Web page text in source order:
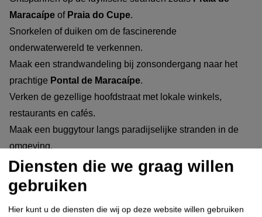
Maracaípe of Praia do Cupe.
Snorkelen of duiken om de fascinerende
onderwaterwereld te verkennen.
Maak een strandwandeling bij zonsondergang naar het
prachtige Pontal de Maracaípe.
Verken de gezellige hoofdstraat met lokale winkels,
restaurants en cafés.
Maak een buggytour langs paradijselijke stranden in de
omgeving.
Geniet van verse zeevruchten in een van de vele gezellige
restaurants aan zee.
Alle activiteiten zijn optioneel en kunnen ter plaatse
geregeld worden.
Diensten die we graag willen
gebruiken
Hier kunt u de diensten die wij op deze website willen gebruiken